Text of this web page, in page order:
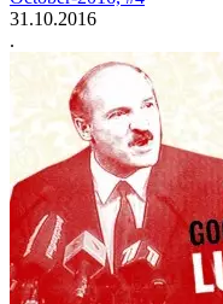
31.10.2016
.